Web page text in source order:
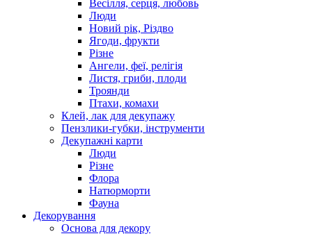
Весілля, серця, любовь
Люди
Новий рік, Різдво
Ягоди, фрукти
Різне
Ангели, феї, релігія
Листя, гриби, плоди
Троянди
Птахи, комахи
Клей, лак для декупажу
Пензлики-губки, інструменти
Декупажні карти
Люди
Різне
Флора
Натюрморти
Фауна
Декорування
Основа для декору